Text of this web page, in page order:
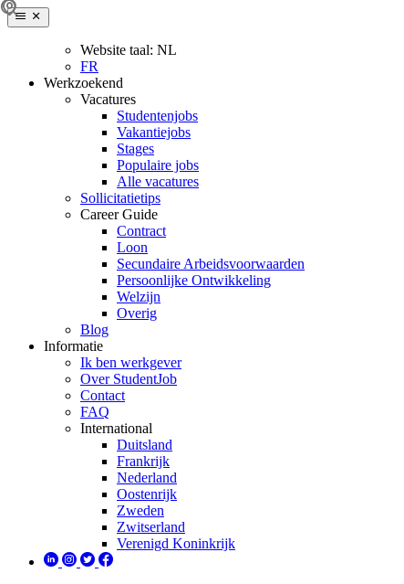
Website taal: NL
FR
Werkzoekend
Vacatures
Studentenjobs
Vakantiejobs
Stages
Populaire jobs
Alle vacatures
Sollicitatietips
Career Guide
Contract
Loon
Secundaire Arbeidsvoorwaarden
Persoonlijke Ontwikkeling
Welzijn
Overig
Blog
Informatie
Ik ben werkgever
Over StudentJob
Contact
FAQ
International
Duitsland
Frankrijk
Nederland
Oostenrijk
Zweden
Zwitserland
Verenigd Koninkrijk